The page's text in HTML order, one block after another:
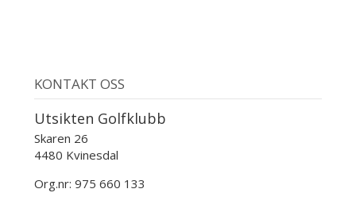
KONTAKT OSS
Utsikten Golfklubb
Skaren 26
4480 Kvinesdal
Org.nr: 975 660 133